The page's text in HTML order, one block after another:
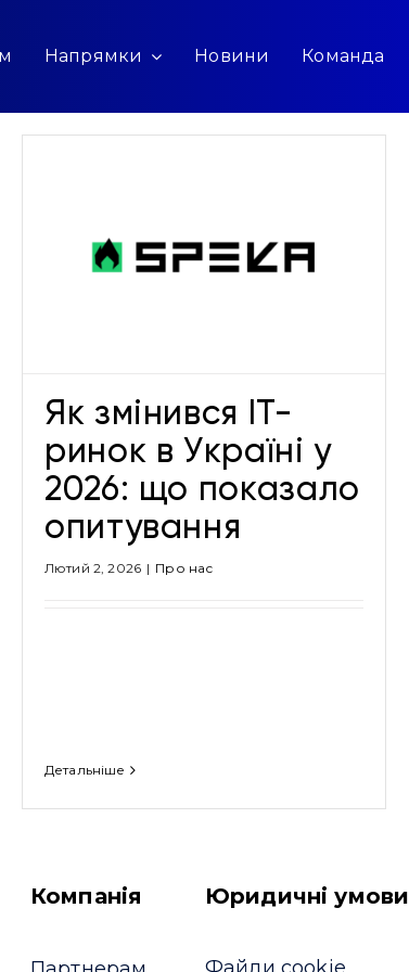
Напрямки Новини Команда
Як змінився IT-
ринок в Україні у
2026: що показало
опитування
Лютий 2, 2026 | Про нас
Детальніше
найвищого статусу Premier
серед партнерів Tableau в
Компанія Юридичні умови